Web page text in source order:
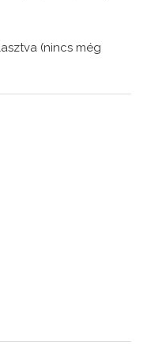
(nincs még